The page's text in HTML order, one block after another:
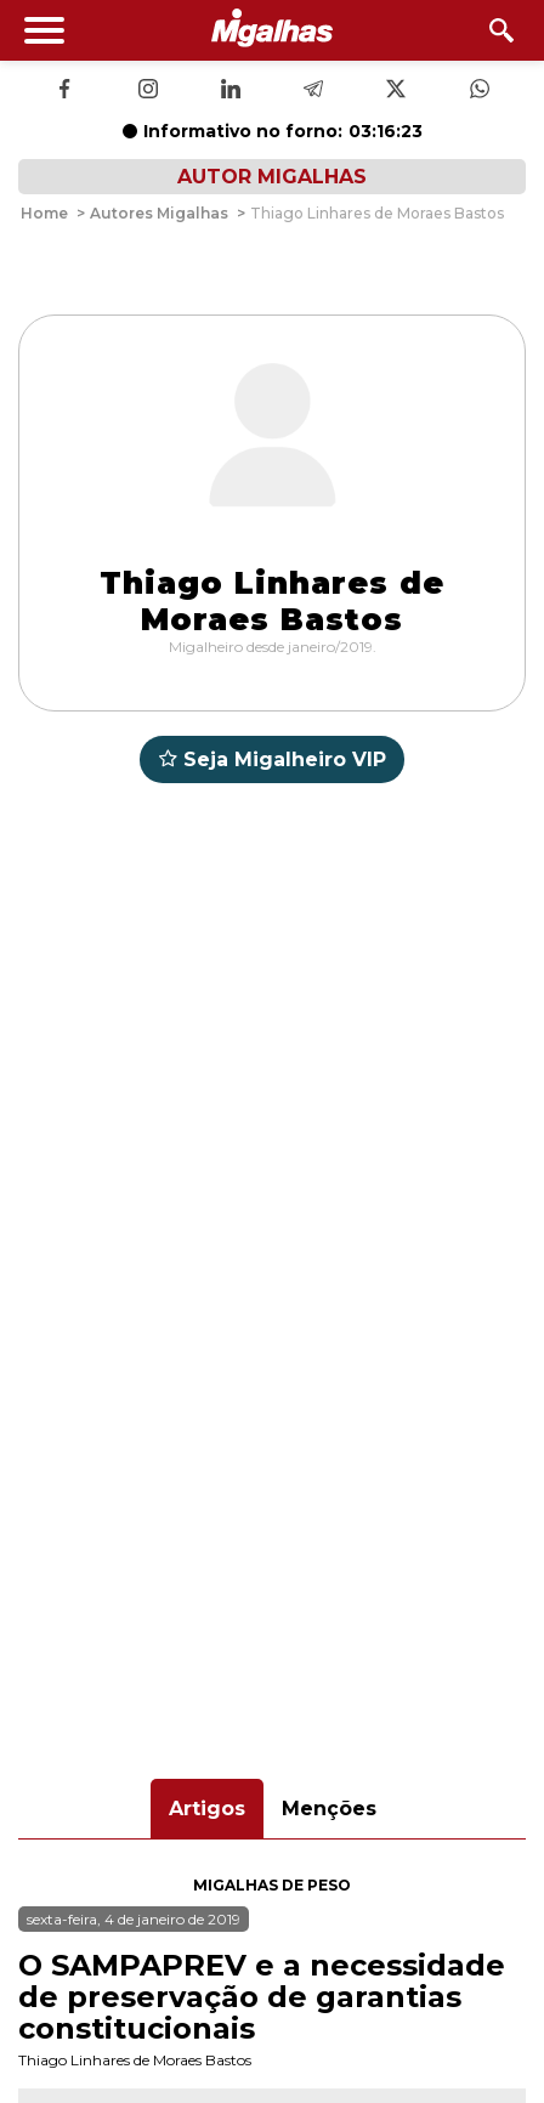
Informativo no forno: 03:16:23
AUTOR MIGALHAS
Home > Autores Migalhas > Thiago Linhares de Moraes Bastos
Thiago Linhares de
Moraes Bastos
Migalheiro desde janeiro/2019.
Seja Migalheiro VIP
Artigos Menções
MIGALHAS DE PESO
sexta-feira, 4 de janeiro de 2019
O SAMPAPREV e a necessidade
de preservação de garantias
constitucionais
Thiago Linhares de Moraes Bastos